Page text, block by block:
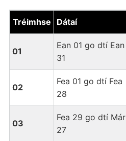
Tréimhse Dátaí
01
Ean 01 go dtí Ean
31
02
Fea 01 go dtí Fea
28
03
Fea 29 go dtí Már
27